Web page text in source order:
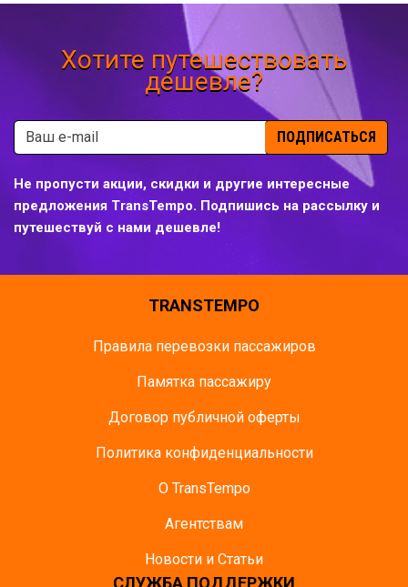
Хотите путешествовать
дешевле?
ПОДПИСАТЬСЯ
Не пропусти акции, скидки и другие интересные
предложения TransTempo. Подпишись на рассылку и
путешествуй с нами дешевле!
TRANSTEMPO
Правила перевозки пассажиров
Памятка пасcажиру
Договор публичной оферты
Политика конфиденциальности
О TransTempo
Агентствам
Новости и Статьи
СЛУЖБА ПОДДЕРЖКИ